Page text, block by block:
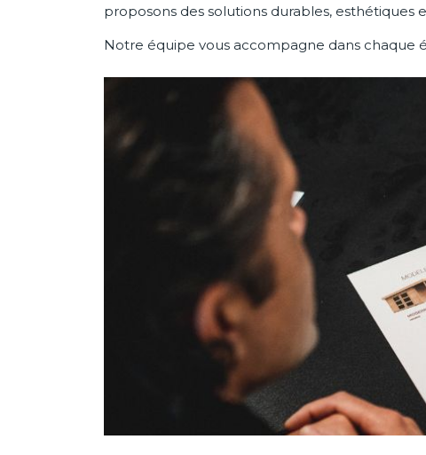
proposons des solutions durables, esthétiques
Notre équipe vous accompagne dans chaque